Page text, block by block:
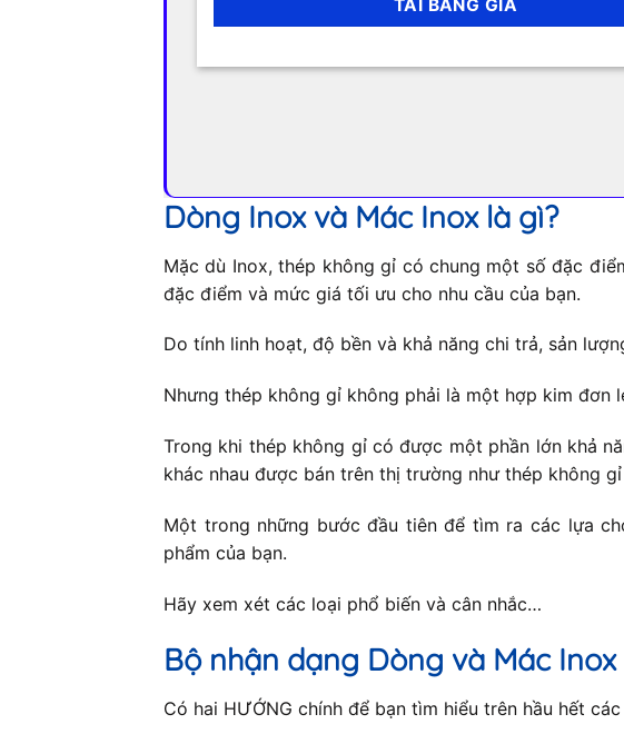
Dòng Inox và Mác Inox là gì?
Mặc dù Inox, thép không gỉ có chung một số đặc
đặc điểm và mức giá tối ưu cho nhu cầu của bạn.
Do tính linh hoạt, độ bền và khả năng chi trả, sản
Nhưng thép không gỉ không phải là một hợp kim đơn
Trong khi thép không gỉ có được một phần lớn khả
khác nhau được bán trên thị trường như thép không gỉ
Một trong những bước đầu tiên để tìm ra các lựa
phẩm của bạn.
Hãy xem xét các loại phổ biến và cân nhắc…
Bộ nhận dạng Dòng và Mác Inox
Có hai HƯỚNG chính để bạn tìm hiểu trên hầu hết